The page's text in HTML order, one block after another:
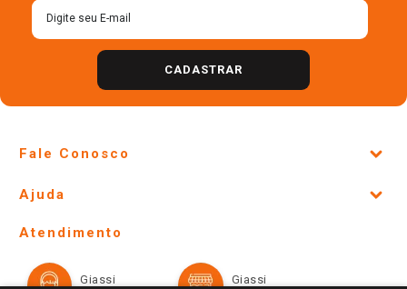
CADASTRAR
Fale Conosco
Lojas Físicas e Horários
Ofertas
Televendas
Ajuda
Formas de Pagamento
Atendimento
Giassi
Giassi